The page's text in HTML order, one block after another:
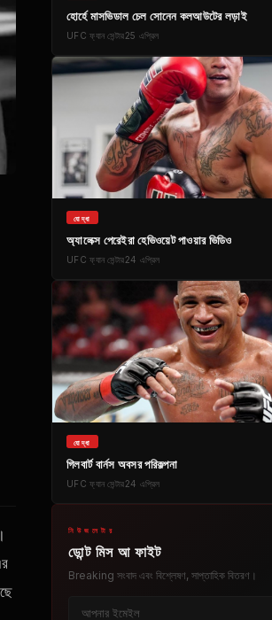
হোর্হে মাসভিডাল চেল সোনেন কলআউটের লড়াই
UFC ফ্যান সেন্টার25 এপ্রিল
যোদ্ধা
অ্যালেক্স পেরেইরা হেভিওয়েট পাওয়ার ভিডিও
UFC ফ্যান সেন্টার24 এপ্রিল
যোদ্ধা
গিলবার্ট বার্নস অবসর পরিকল্পনা
UFC ফ্যান সেন্টার24 এপ্রিল
নিউজলেটার
ডোন্ট মিস আ ফাইট
Breaking সংবাদ এবং বিশ্লেষণ, সাপ্তাহিক বিতরণ।